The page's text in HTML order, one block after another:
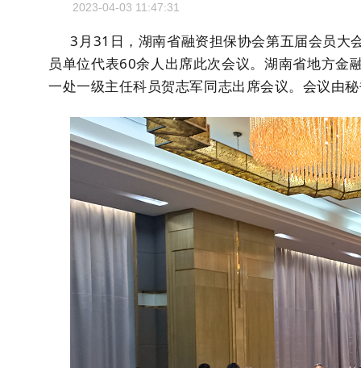
2023-04-03 11:47:31
3月31日，湖南省融资担保协会第五届会员大
员单位代表60余人出席此次会议。湖南省地方金
一处一级主任科员贺志军同志出席会议。会议由